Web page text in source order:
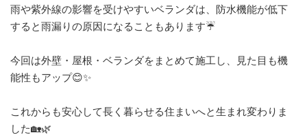
雨や紫外線の影響を受けやすいベランダは、防水機能が低下
すると雨漏りの原因になることもあります☔
今回は外壁・屋根・ベランダをまとめて施工し、見た目も機
能性もアップ😊✨
これからも安心して長く暮らせる住まいへと生まれ変わりま
した🏡🌿